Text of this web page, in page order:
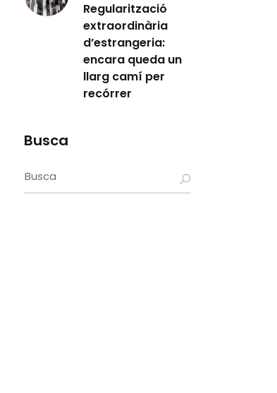
Regularització
extraordinària
d’estrangeria:
encara queda un
llarg camí per
recórrer
Busca
Search
for: